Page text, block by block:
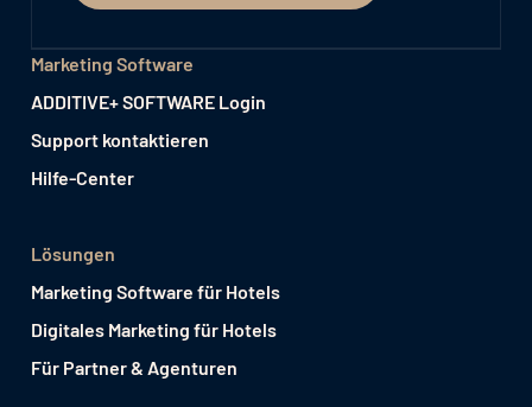
Marketing Software
ADDITIVE+ SOFTWARE Login
Support kontaktieren
Hilfe-Center
Lösungen
Marketing Software für Hotels
Digitales Marketing für Hotels
Für Partner & Agenturen